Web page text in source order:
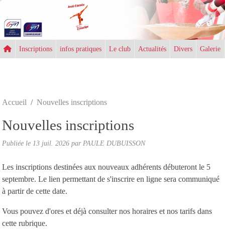
Inscriptions infos pratiques Le club Actualités Divers Galerie
Accueil Nouvelles inscriptions
Nouvelles inscriptions
Publiée le 13 juil. 2026 par PAULE DUBUISSON
Les inscriptions destinées aux nouveaux adhérents débuteront le 5
septembre. Le lien permettant de s'inscrire en ligne sera communiqué
à partir de cette date.
Vous pouvez d'ores et déjà consulter nos horaires et nos tarifs dans
cette rubrique.
Panneau de gestion des cookies